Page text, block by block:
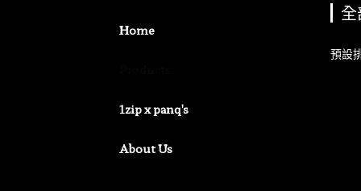
Home
1zip x panq's
About Us
預設